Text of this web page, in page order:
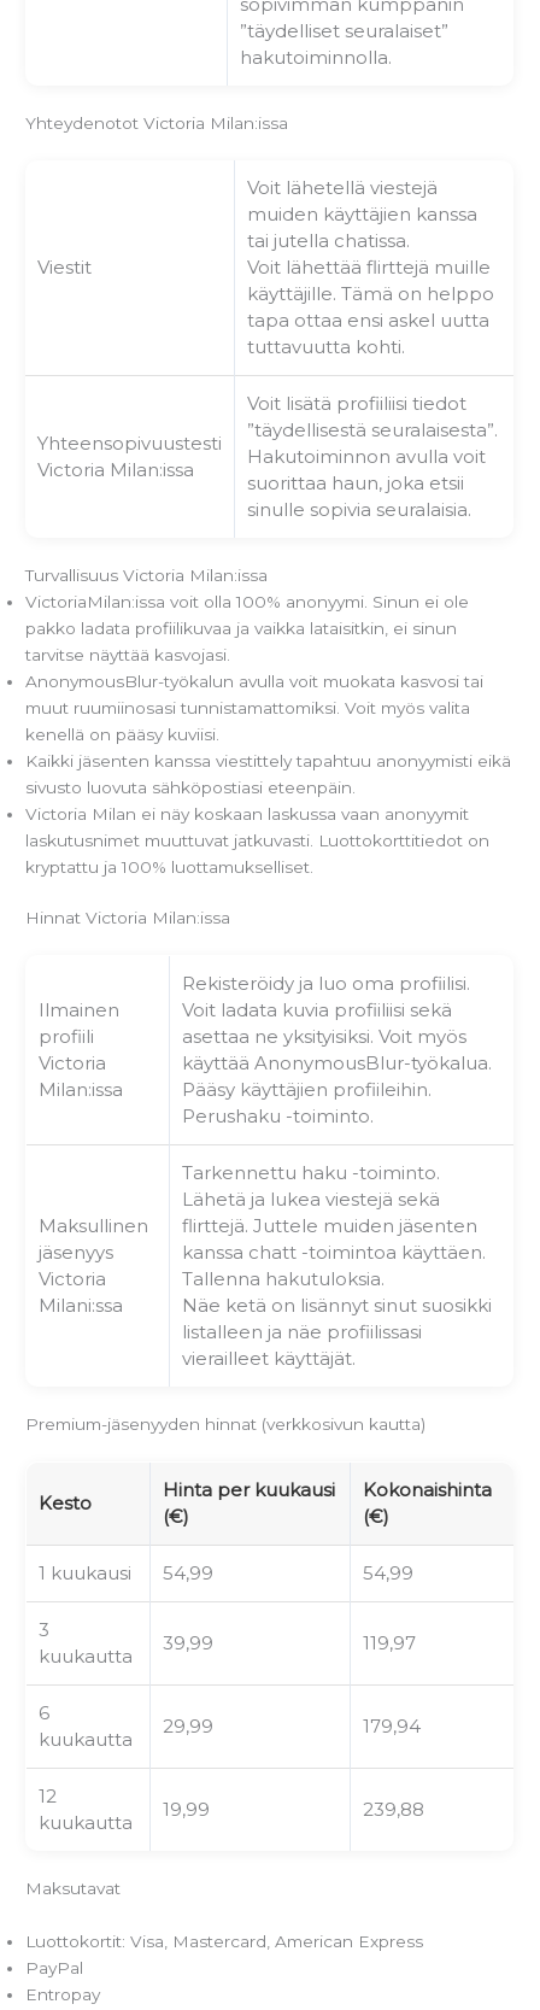
”täydelliset seuralaiset”
hakutoiminnolla.
Yhteydenotot Victoria Milan:issa
Viestit
Voit lähetellä viestejä
muiden käyttäjien kanssa
tai jutella chatissa.
Voit lähettää flirttejä muille
käyttäjille. Tämä on helppo
tapa ottaa ensi askel uutta
tuttavuutta kohti.
Yhteensopivuustesti
Victoria Milan:issa
Voit lisätä profiiliisi tiedot
”täydellisestä seuralaisesta”.
Hakutoiminnon avulla voit
suorittaa haun, joka etsii
sinulle sopivia seuralaisia.
Turvallisuus Victoria Milan:issa
VictoriaMilan:issa voit olla 100% anonyymi. Sinun ei ole
pakko ladata profiilikuvaa ja vaikka lataisitkin, ei sinun
tarvitse näyttää kasvojasi.
AnonymousBlur-työkalun avulla voit muokata kasvosi tai
muut ruumiinosasi tunnistamattomiksi. Voit myös valita
kenellä on pääsy kuviisi.
Kaikki jäsenten kanssa viestittely tapahtuu anonyymisti eikä
sivusto luovuta sähköpostiasi eteenpäin.
Victoria Milan ei näy koskaan laskussa vaan anonyymit
laskutusnimet muuttuvat jatkuvasti. Luottokorttitiedot on
kryptattu ja 100% luottamukselliset.
Hinnat Victoria Milan:issa
Ilmainen
profiili
Victoria
Milan:issa
Rekisteröidy ja luo oma profiilisi.
Voit ladata kuvia profiiliisi sekä
asettaa ne yksityisiksi. Voit myös
käyttää AnonymousBlur-työkalua.
Pääsy käyttäjien profiileihin.
Perushaku -toiminto.
Maksullinen
jäsenyys
Victoria
Milani:ssa
Tarkennettu haku -toiminto.
Lähetä ja lukea viestejä sekä
flirttejä. Juttele muiden jäsenten
kanssa chatt -toimintoa käyttäen.
Tallenna hakutuloksia.
Näe ketä on lisännyt sinut suosikki
listalleen ja näe profiilissasi
vierailleet käyttäjät.
Premium-jäsenyyden hinnat (verkkosivun kautta)
Kesto
Hinta per kuukausi
(€)
Kokonaishinta
(€)
1 kuukausi 54,99 54,99
3
kuukautta
39,99 119,97
6
kuukautta
29,99 179,94
12
kuukautta
19,99 239,88
Maksutavat
Luottokortit: Visa, Mastercard, American Express
PayPal
Entropay